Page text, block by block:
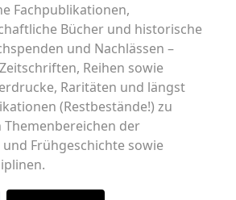
Fachpublikationen,
Bücher und historische
und Nachlässen –
Reihen sowie
Raritäten und längst
(Restbestände!) zu
der
Frühgeschichte sowie